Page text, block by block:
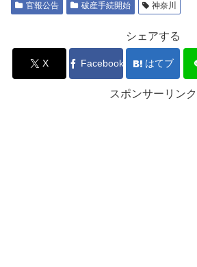
官報公告 破産手続開始 神奈川
シェアする
X Facebook はてブ
スポンサーリンク